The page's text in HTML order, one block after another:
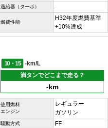
過給器（ターボ） -
燃費性能
H32年度燃費基準
+10%達成
10・15
-km/L
満タンでどこまで走る？
-km
使用燃料
エンジン
レギュラー
ガソリン
駆動方式 FF